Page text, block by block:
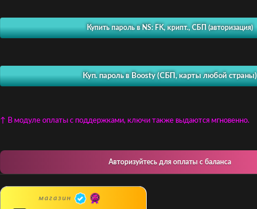
Купить пароль в NS: FK, крипт., СБП (авторизация)
Куп. пароль в Boosty (СБП, карты любой страны)
↑ В модуле оплаты с поддержками, ключи также выдаются мгновенно.
Авторизуйтесь для оплаты с баланса
магазин